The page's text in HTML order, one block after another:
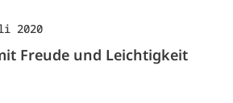
2020
Freude und Leichtigkeit